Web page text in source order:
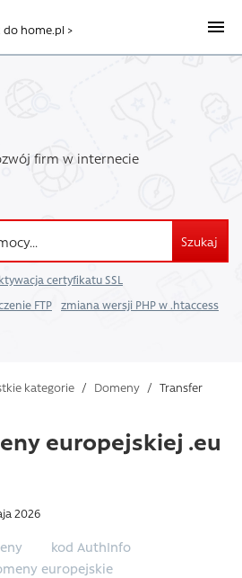
do home.pl >
firm w internecie
Szukaj
certyfikatu SSL
FTP zmiana wersji PHP w .htaccess
kategorie / Domeny / Transfer
europejskiej .eu
2026
kod AuthInfo
europejskie